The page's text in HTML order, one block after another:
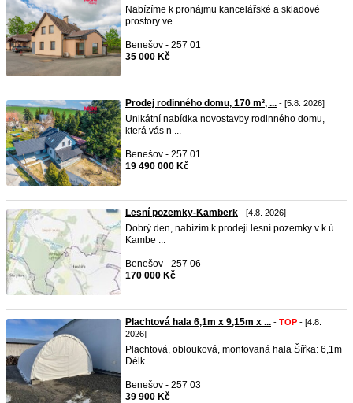
Nabízíme k pronájmu kancelářské a skladové
prostory ve ...
Benešov - 257 01
35 000 Kč
Prodej rodinného domu, 170 m², ... - [5.8. 2026]
Unikátní nabídka novostavby rodinného domu,
která vás n ...
Benešov - 257 01
19 490 000 Kč
Lesní pozemky-Kamberk - [4.8. 2026]
Dobrý den, nabízím k prodeji lesní pozemky v k.ú.
Kambe ...
Benešov - 257 06
170 000 Kč
Plachtová hala 6,1m x 9,15m x ... - TOP - [4.8.
2026]
Plachtová, oblouková, montovaná hala Šířka: 6,1m
Délk ...
Benešov - 257 03
39 900 Kč